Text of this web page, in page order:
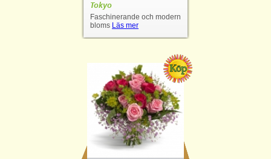
Tokyo
Faschinerande och modern
bloms Läs mer